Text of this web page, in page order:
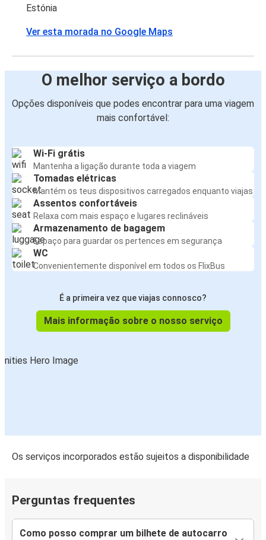
Estónia
Ver esta morada no Google Maps
O melhor serviço a bordo
Opções disponíveis que podes encontrar para uma viagem
mais confortável:
Wi-Fi grátis
Mantenha a ligação durante toda a viagem
Tomadas elétricas
Mantém os teus dispositivos carregados enquanto viajas
Assentos confortáveis
Relaxa com mais espaço e lugares reclináveis
Armazenamento de bagagem
Espaço para guardar os pertences em segurança
WC
Convenientemente disponível em todos os FlixBus
É a primeira vez que viajas connosco?
Mais informação sobre o nosso serviço
Os serviços incorporados estão sujeitos a disponibilidade
Perguntas frequentes
Como posso comprar um bilhete de autocarro